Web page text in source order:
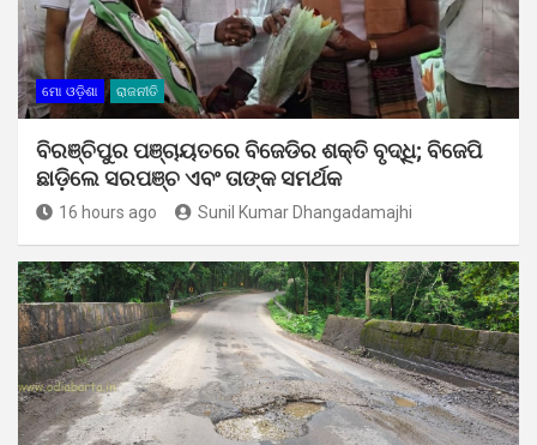
ମୋ ଓଡ଼ିଶା ରାଜନୀତି
ବିରଞ୍ଚିପୁର ପଞ୍ଚାୟତରେ ବିଜେଡିର ଶକ୍ତି ବୃଦ୍ଧି; ବିଜେପି
ଛାଡ଼ିଲେ ସରପଞ୍ଚ ଏବଂ ତାଙ୍କ ସମର୍ଥକ
16 hours ago Sunil Kumar Dhangadamajhi